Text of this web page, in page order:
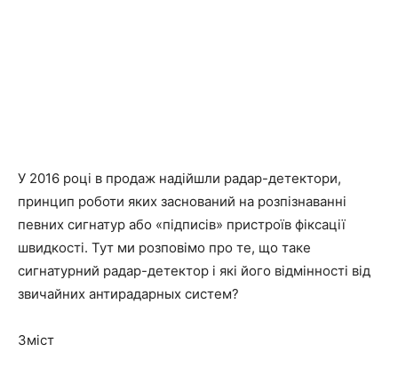
У 2016 році в продаж надійшли радар-детектори,
принцип роботи яких заснований на розпізнаванні
певних сигнатур або «підписів» пристроїв фіксації
швидкості. Тут ми розповімо про те, що таке
сигнатурний радар-детектор і які його відмінності від
звичайних антирадарных систем?
Зміст